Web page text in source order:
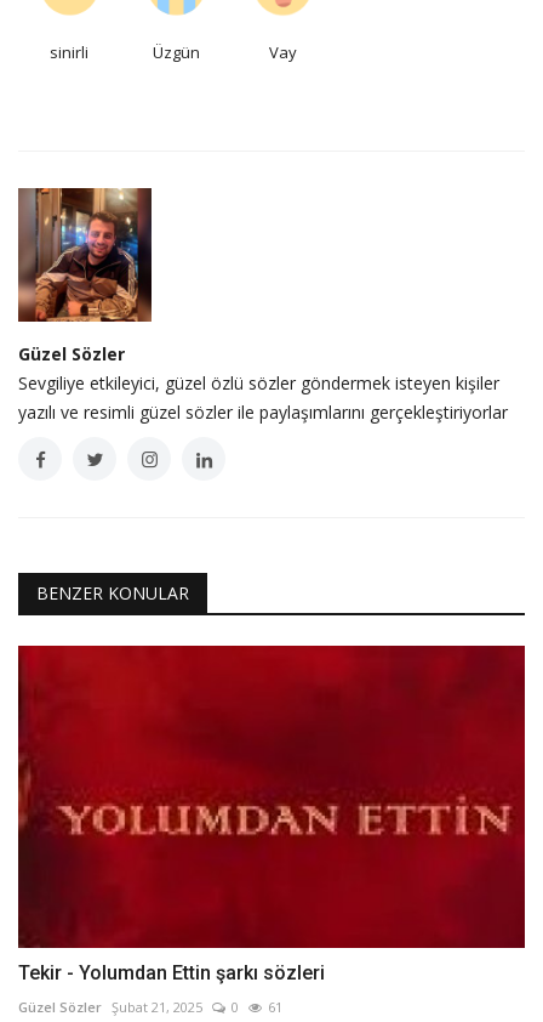
sinirli Üzgün Vay
Güzel Sözler
Sevgiliye etkileyici, güzel özlü sözler göndermek isteyen kişiler
yazılı ve resimli güzel sözler ile paylaşımlarını gerçekleştiriyorlar
BENZER KONULAR
Tekir - Yolumdan Ettin şarkı sözleri
Güzel Sözler Şubat 21, 2025 0 61